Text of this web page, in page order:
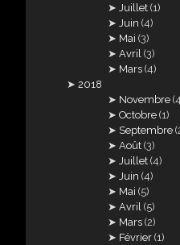
Juillet (1)
Juin (4)
Mai (3)
Avril (3)
Mars (4)
2018
Novembre
Octobre (1)
Septembre
Août (3)
Juillet (4)
Juin (4)
Mai (5)
Avril (5)
Mars (2)
Février (1)